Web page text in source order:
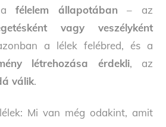
afélelem állapotában – az
vagy veszélyként
a lélek felébred, és a
létrehozása érdekli, az
válik.
Mi van még odakint, amit